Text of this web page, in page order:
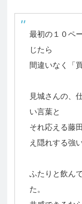
最初の１０ペ
じたら
間違いなく「
見城さんの、
い言葉と
それ応える藤
え隠れする強
ふたりと飲ん
た。